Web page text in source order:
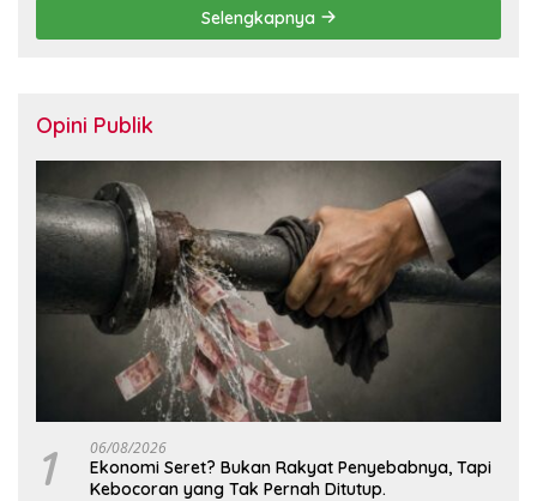
Selengkapnya
Opini Publik
1 06/08/2026
Ekonomi Seret? Bukan Rakyat Penyebabnya, Tapi
Kebocoran yang Tak Pernah Ditutup.